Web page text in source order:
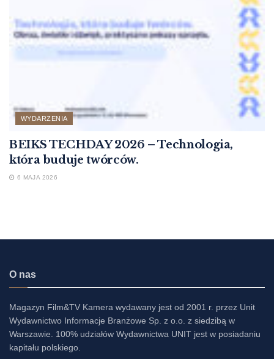
WYDARZENIA
BEIKS TECHDAY 2026 – Technologia,
która buduje twórców.
6 MAJA 2026
O nas
Magazyn Film&TV Kamera wydawany jest od 2001 r. przez Unit
Wydawnictwo Informacje Branżowe Sp. z o.o. z siedzibą w
Warszawie. 100% udziałów Wydawnictwa UNIT jest w posiadaniu
kapitału polskiego.